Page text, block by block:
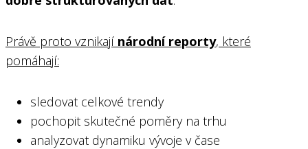
Právě proto vznikají národní reporty, které
pomáhají:
sledovat celkové trendy
pochopit skutečné poměry na trhu
analyzovat dynamiku vývoje v čase